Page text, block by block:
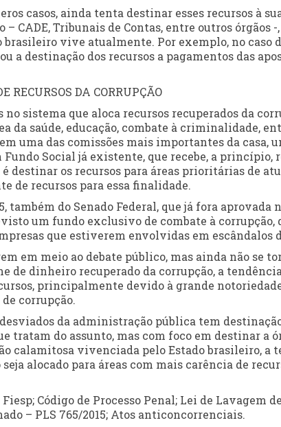
casos, ainda tenta destinar esses recursos à
CADE, Tribunais de Contas, entre outros órgãos -
brasileiro vive atualmente. Por exemplo, no caso
a destinação dos recursos a pagamentos das
RECURSOS DA CORRUPÇÃO
sistema que aloca recursos recuperados da
da saúde, educação, combate à criminalidade,
uma das comissões mais importantes da casa,
Social já existente, que recebe, a princípio,
destinar os recursos para áreas prioritárias de
de recursos para essa finalidade.
também do Senado Federal, que já fora aprovada
um fundo exclusivo de combate à corrupção,
que estiverem envolvidas em escândalos
em meio ao debate público, mas ainda não se
de dinheiro recuperado da corrupção, a
principalmente devido à grande
corrupção.
da administração pública tem
tratam do assunto, mas com foco em destinar a
calamitosa vivenciada pelo Estado brasileiro, a
alocado para áreas com mais carência de
Código de Processo Penal; Lei de Lavagem
– PLS 765/2015; Atos anticoncorrenciais.